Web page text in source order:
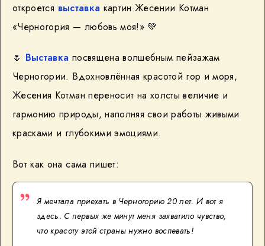
откроется выставка картин Жесении Котман
«Черногория — любовь моя!» 💚
🌷 Выставка посвящена волшебным пейзажам
Черногории. Вдохновлённая красотой гор и моря,
Жесения Котман переносит на холсты величие и
гармонию природы, наполняя свои работы живыми
красками и глубокими эмоциями.
Вот как она сама пишет:
Я мечтала приехать в Черногорию 20 лет. И вот я
здесь. С первых же минут меня захватило чувство,
что красоту этой страны нужно воспевать!